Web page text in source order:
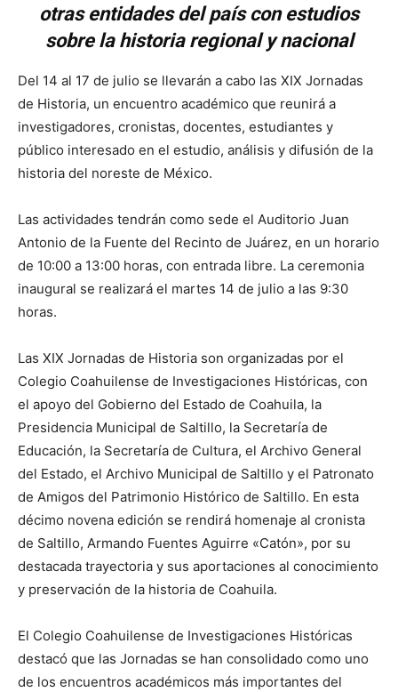
otras entidades del país con estudios
sobre la historia regional y nacional
Del 14 al 17 de julio se llevarán a cabo las XIX Jornadas
de Historia, un encuentro académico que reunirá a
investigadores, cronistas, docentes, estudiantes y
público interesado en el estudio, análisis y difusión de la
historia del noreste de México.
Las actividades tendrán como sede el Auditorio Juan
Antonio de la Fuente del Recinto de Juárez, en un horario
de 10:00 a 13:00 horas, con entrada libre. La ceremonia
inaugural se realizará el martes 14 de julio a las 9:30
horas.
Las XIX Jornadas de Historia son organizadas por el
Colegio Coahuilense de Investigaciones Históricas, con
el apoyo del Gobierno del Estado de Coahuila, la
Presidencia Municipal de Saltillo, la Secretaría de
Educación, la Secretaría de Cultura, el Archivo General
del Estado, el Archivo Municipal de Saltillo y el Patronato
de Amigos del Patrimonio Histórico de Saltillo. En esta
décimo novena edición se rendirá homenaje al cronista
de Saltillo, Armando Fuentes Aguirre «Catón», por su
destacada trayectoria y sus aportaciones al conocimiento
y preservación de la historia de Coahuila.
El Colegio Coahuilense de Investigaciones Históricas
destacó que las Jornadas se han consolidado como uno
de los encuentros académicos más importantes del